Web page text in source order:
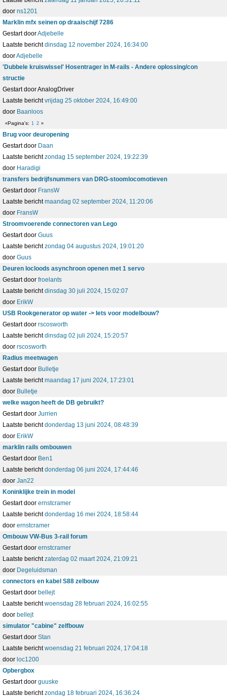
door ns1201
Marklin mfx seinen op draaischijf 7286
Gestart doorAdjebelle
Laatste berichtdinsdag 12 november 2024, 16:34:00
doorAdjebelle
'Dubbele kruiswissel' Hosentrager in M-rails - Andere oplossing/con
structie
Gestart door AnalogDriver
Laatste berichtvrijdag 25 oktober 2024, 16:49:00
door Baanloos
Pagina's 1 2
Brug voor deuropening
Gestart door Daan
Laatste berichtzondag 15 september 2024, 19:22:39
door Haradigi
transfers bedrijfsnummers van DRG-stoomlocomotieven
Gestart door FransW
Laatste berichtmaandag 02 september 2024, 11:20:06
door FransW
Stroomvoerende connectoren van Lego
Gestart door Guus
Laatste berichtzondag 04 augustus 2024, 19:01:20
door Guus
Deuren locloods asynchroon openen met 1 servo
Gestart door froelants
Laatste berichtdinsdag 30 juli 2024, 15:02:07
door ErikW
USB Rookgenerator op water -> Iets voor modelbouw?
Gestart door rscosworth
Laatste berichtdinsdag 02 juli 2024, 15:20:57
door rscosworth
Radius meetwagen
Gestart door Bulletje
Laatste berichtmaandag 17 juni 2024, 17:23:01
door Bulletje
welke wagon heeft de DB gebruikt?
Gestart door Jurrien
Laatste berichtdonderdag 13 juni 2024, 08:48:39
door ErikW
marklin rails ombouwen
Gestart door Ben1
Laatste berichtdonderdag 06 juni 2024, 17:44:46
door Jan22
Koninklijke trein in model
Gestart door ernstcramer
Laatste berichtdonderdag 16 mei 2024, 18:58:44
door ernstcramer
Ombouw VW-Bus 3-rail forum
Gestart door ernstcramer
Laatste berichtzaterdag 02 maart 2024, 21:09:21
door Degeluidsman
connectors en kabel S88 zelbouw
Gestart door bellejt
Laatste berichtwoensdag 28 februari 2024, 16:02:55
door bellejt
simulator "cabine" zelfbouw
Gestart door Stan
Laatste berichtwoensdag 21 februari 2024, 17:04:18
door loc1200
Opbergbox
Gestart door guuske
Laatste berichtzondag 18 februari 2024, 16:36:24